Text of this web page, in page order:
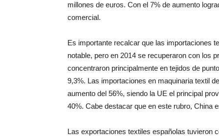
millones de euros. Con el 7% de aumento
comercial.
Es importante recalcar que las importaciones
notable, pero en 2014 se recuperaron con los
concentraron principalmente en tejidos de
9,3%. Las importaciones en maquinaria textil
aumento del 56%, siendo la UE el principal
40%. Cabe destacar que en este rubro, China
Las exportaciones textiles españolas tuvieron